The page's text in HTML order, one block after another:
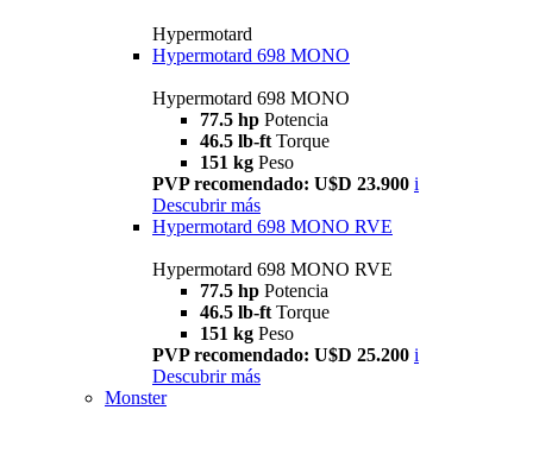
Hypermotard
Hypermotard 698 MONO
Hypermotard 698 MONO
77.5 hp Potencia
46.5 lb-ft Torque
151 kg Peso
PVP recomendado: U$D 23.900 i
Descubrir más
Hypermotard 698 MONO RVE
Hypermotard 698 MONO RVE
77.5 hp Potencia
46.5 lb-ft Torque
151 kg Peso
PVP recomendado: U$D 25.200 i
Descubrir más
Monster